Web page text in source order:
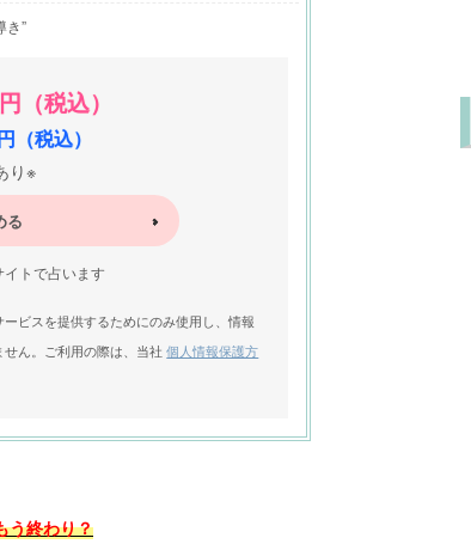
き”
（税込）
（税込）
り※
る
イトで占います
ビスを提供するためにのみ使用し、情報
せん。ご利用の際は、当社個人情報保護方
う終わり？